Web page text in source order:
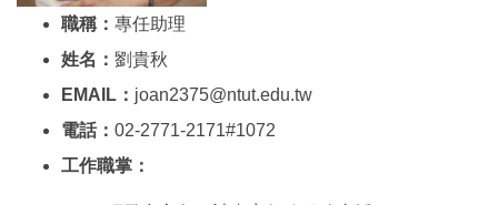
職稱： 專任助理
姓名： 劉貴秋
EMAIL： joan2375@ntut.edu.tw
電話： 02-2771-2171#1072
工作職掌：